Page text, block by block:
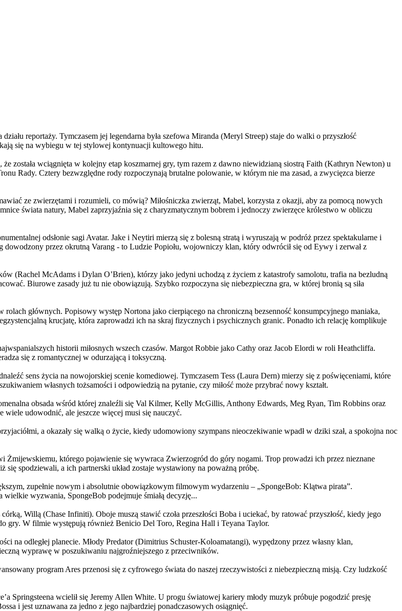
reportaży. Tymczasem jej legendarna była szefowa Miranda (Meryl Streep) staje do walki o przyszłość
się na wybiegu w tej stylowej kontynuacji kultowego hitu.
została wciągnięta w kolejny etap koszmarnej gry, tym razem z dawno niewidzianą siostrą Faith (Kathryn Newton) u
Rady. Cztery bezwzględne rody rozpoczynają brutalne polowanie, w którym nie ma zasad, a zwycięzca bierze
ze zwierzętami i rozumieli, co mówią? Miłośniczka zwierząt, Mabel, korzysta z okazji, aby za pomocą nowych
świata natury, Mabel zaprzyjaźnia się z charyzmatycznym bobrem i jednoczy zwierzęce królestwo w obliczu
odsłonie sagi Avatar. Jake i Neytiri mierzą się z bolesną stratą i wyruszają w podróż przez spektakularne i
przez okrutną Varang - to Ludzie Popiołu, wojowniczy klan, który odwrócił się od Eywy i zerwał z
(Rachel McAdams i Dylan O’Brien), którzy jako jedyni uchodzą z życiem z katastrofy samolotu, trafia na bezludną
Biurowe zasady już tu nie obowiązują. Szybko rozpoczyna się niebezpieczna gra, w której bronią są siła
głównych. Popisowy występ Nortona jako cierpiącego na chroniczną bezsenność konsumpcyjnego maniaka,
krucjatę, która zaprowadzi ich na skraj fizycznych i psychicznych granic. Ponadto ich relację komplikuje
historii miłosnych wszech czasów. Margot Robbie jako Cathy oraz Jacob Elordi w roli Heathcliffa.
się z romantycznej w odurzającą i toksyczną.
sens życia na nowojorskiej scenie komediowej. Tymczasem Tess (Laura Dern) mierzy się z poświęceniami, które
własnych tożsamości i odpowiedzią na pytanie, czy miłość może przybrać nowy kształt.
obsada wśród której znaleźli się Val Kilmer, Kelly McGillis, Anthony Edwards, Meg Ryan, Tim Robbins oraz
udowodnić, ale jeszcze więcej musi się nauczyć.
a okazały się walką o życie, kiedy udomowiony szympans nieoczekiwanie wpadł w dziki szał, a spokojna noc
którego pojawienie się wywraca Zwierzogród do góry nogami. Trop prowadzi ich przez nieznane
spodziewali, a ich partnerski układ zostaje wystawiony na poważną próbę.
zupełnie nowym i absolutnie obowiązkowym filmowym wydarzeniu – „SpongeBob: Klątwa pirata”.
wyzwania, SpongeBob podejmuje śmiałą decyzję...
Willą (Chase Infiniti). Oboje muszą stawić czoła przeszłości Boba i uciekać, by ratować przyszłość, kiedy jego
gry. W filmie występują również Benicio Del Toro, Regina Hall i Teyana Taylor.
na odległej planecie. Młody Predator (Dimitrius Schuster-Koloamatangi), wypędzony przez własny klan,
wyprawę w poszukiwaniu najgroźniejszego z przeciwników.
program Ares przenosi się z cyfrowego świata do naszej rzeczywistości z niebezpieczną misją. Czy ludzkość
Springsteena wcielił się Jeremy Allen White. U progu światowej kariery młody muzyk próbuje pogodzić presję
i jest uznawana za jedno z jego najbardziej ponadczasowych osiągnięć.